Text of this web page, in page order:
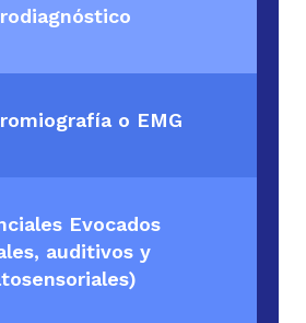
o EMG
Evocados
auditivos y